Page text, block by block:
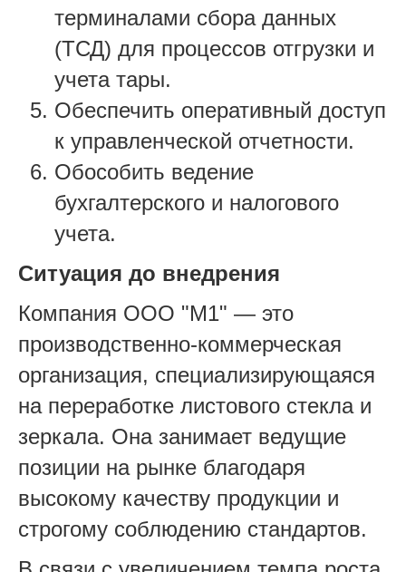
терминалами сбора данных
(ТСД) для процессов отгрузки и
учета тары.
Обеспечить оперативный доступ
к управленческой отчетности.
Обособить ведение
бухгалтерского и налогового
учета.
Ситуация до внедрения
Компания ООО "М1" — это
производственно-коммерческая
организация, специализирующаяся
на переработке листового стекла и
зеркала. Она занимает ведущие
позиции на рынке благодаря
высокому качеству продукции и
строгому соблюдению стандартов.